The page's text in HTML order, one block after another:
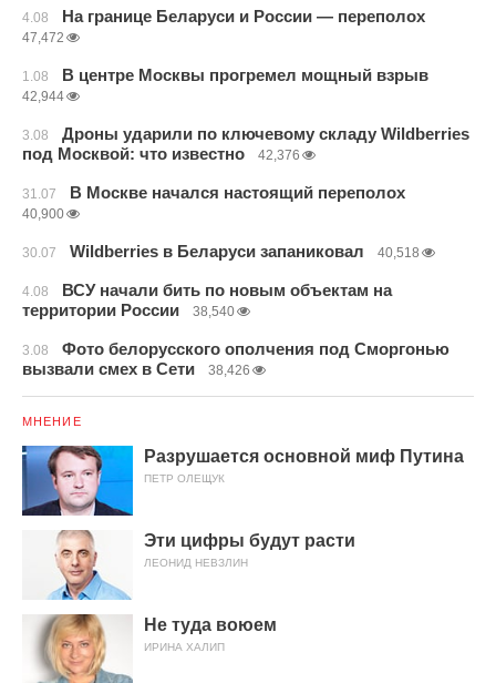
4.08 На границе Беларуси и России — переполох
47,472
1.08 В центре Москвы прогремел мощный взрыв
42,944
3.08
Дроны ударили по ключевому складу Wildberries
под Москвой: что известно
42,376
31.07 В Москве начался настоящий переполох
40,900
30.07 Wildberries в Беларуси запаниковал 40,518
4.08
ВСУ начали бить по новым объектам на
территории России
38,540
3.08
Фото белорусского ополчения под Сморгонью
вызвали смех в Сети
38,426
МНЕНИЕ
Разрушается основной миф Путина
ПЕТР ОЛЕЩУК
Эти цифры будут расти
ЛЕОНИД НЕВЗЛИН
Не туда воюем
ИРИНА ХАЛИП